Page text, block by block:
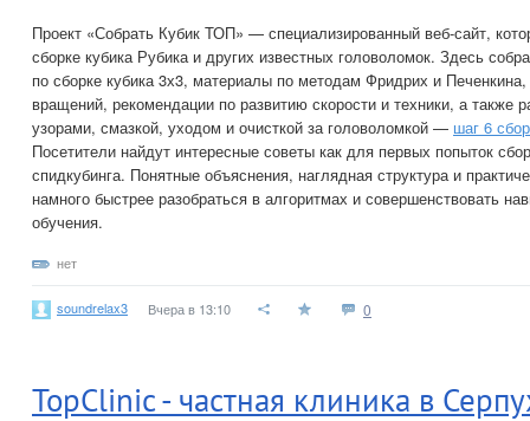
Проект «Собрать Кубик ТОП» — специализированный веб-сайт,
сборке кубика Рубика и других известных головоломок. Здесь
по сборке кубика 3х3, материалы по методам Фридрих и
вращений, рекомендации по развитию скорости и техники, а также
узорами, смазкой, уходом и очисткой за головоломкой — шаг 6
Посетители найдут интересные советы как для первых попыток
спидкубинга. Понятные объяснения, наглядная структура и
намного быстрее разобраться в алгоритмах и совершенствовать
обучения.
нет
soundrelax3 Вчера в 13:10 0
TopClinic - частная клиника в